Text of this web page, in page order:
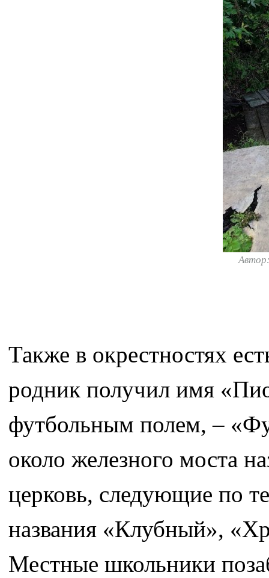
Также в окрестностях
родник получил имя
футбольным полем, –
около железного моста
церковь, следующие по
названия «Клубный»,
Местные школьники